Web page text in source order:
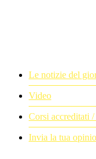
Le notizie del
Video
Corsi accreditati
Invia la tua